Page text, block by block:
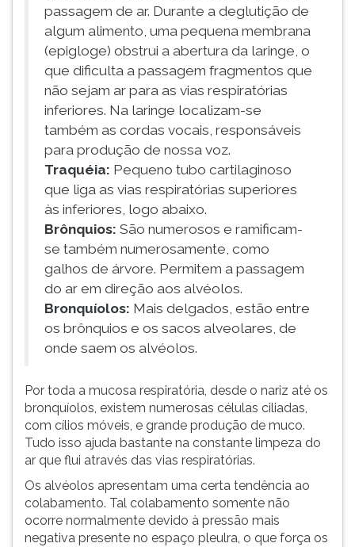
passagem de ar. Durante a deglutição de
algum alimento, uma pequena membrana
(epigloge) obstrui a abertura da laringe, o
que dificulta a passagem fragmentos que
não sejam ar para as vias respiratórias
inferiores. Na laringe localizam-se
também as cordas vocais, responsáveis
para produção de nossa voz.
Traquéia: Pequeno tubo cartilaginoso
que liga as vias respiratórias superiores
às inferiores, logo abaixo.
Brônquios: São numerosos e ramificam-
se também numerosamente, como
galhos de árvore. Permitem a passagem
do ar em direção aos alvéolos.
Bronquíolos: Mais delgados, estão entre
os brônquios e os sacos alveolares, de
onde saem os alvéolos.
Por toda a mucosa respiratória, desde o nariz até os
bronquíolos, existem numerosas células ciliadas,
com cílios móveis, e grande produção de muco.
Tudo isso ajuda bastante na constante limpeza do
ar que flui através das vias respiratórias.
Os alvéolos apresentam uma certa tendência ao
colabamento. Tal colabamento somente não
ocorre normalmente devido à pressão mais
negativa presente no espaço pleulra, o que força os